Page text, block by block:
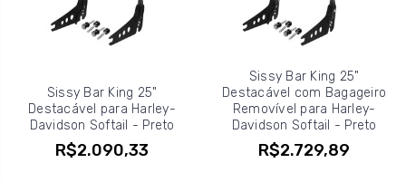
Sissy Bar King 25"
Destacável para Harley-
Davidson Softail - Preto
R$2.090,33
Sissy Bar King 25"
Destacável com Bagageiro
Removível para Harley-
Davidson Softail - Preto
R$2.729,89